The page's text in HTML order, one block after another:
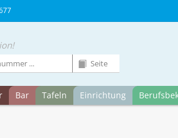
Bar Tafeln Einrichtung